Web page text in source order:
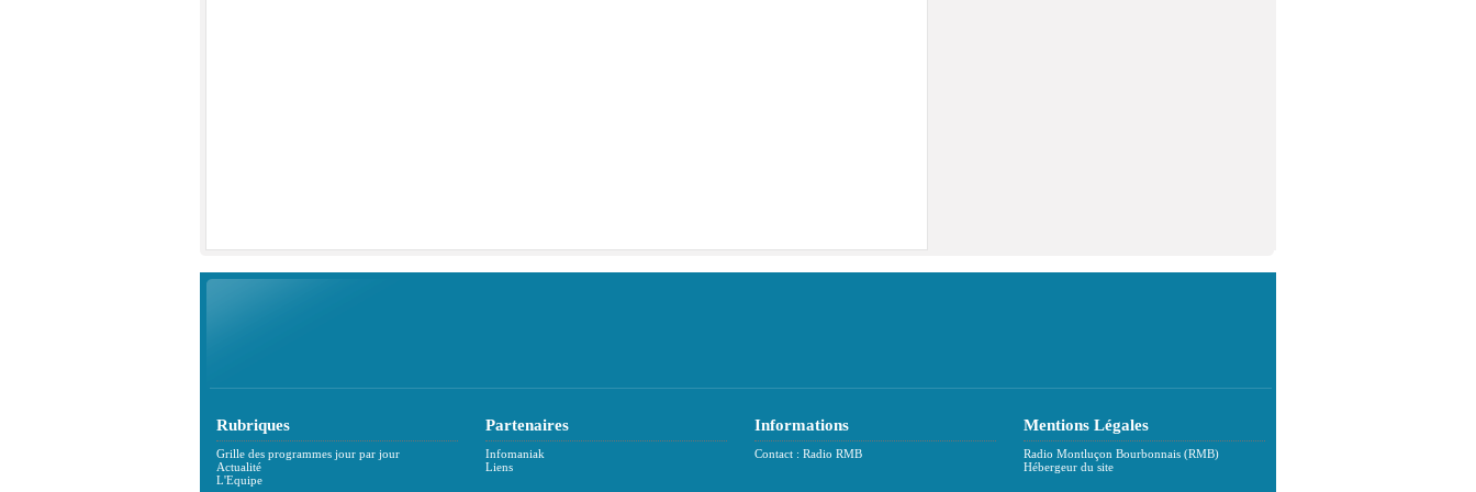
Rubriques
Grille des programmes jour par jour
Actualité
L'Equipe
Partenaires
Infomaniak
Liens
Informations
Contact : Radio RMB
Mentions Légales
Radio Montluçon Bourbonnais (RMB)
Hébergeur du site